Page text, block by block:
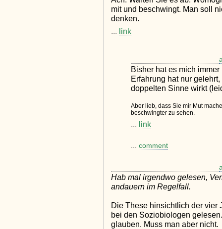
mit und beschwingt. Man soll
denken.
... link
Bisher hat es mich
Erfahrung hat nur
doppelten Sinne wirkt
Aber lieb, dass Sie mir Mut
beschwingter zu sehen.
... link
... comment
Hab mal irgendwo gelesen,
andauern im Regelfall.
Die These hinsichtlich der vier
bei den Soziobiologen
glauben. Muss man aber nicht.